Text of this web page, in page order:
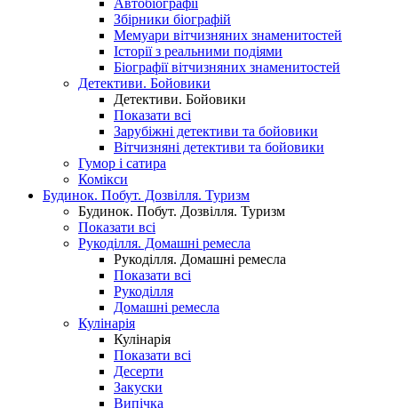
Автобіографії
Збірники біографій
Мемуари вітчизняних знаменитостей
Історії з реальними подіями
Біографії вітчизняних знаменитостей
Детективи. Бойовики
Детективи. Бойовики
Показати всі
Зарубіжні детективи та бойовики
Вітчизняні детективи та бойовики
Гумор і сатира
Комікси
Будинок. Побут. Дозвілля. Туризм
Будинок. Побут. Дозвілля. Туризм
Показати всі
Рукоділля. Домашні ремесла
Рукоділля. Домашні ремесла
Показати всі
Рукоділля
Домашні ремесла
Кулінарія
Кулінарія
Показати всі
Десерти
Закуски
Випічка